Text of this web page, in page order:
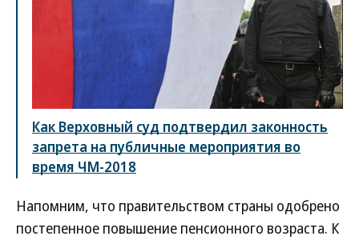
Как Верховный суд подтвердил законность
запрета на публичные мероприятия во
время ЧМ-2018
Напомним, что правительством страны одобрено
постепенное повышение пенсионного возраста. К